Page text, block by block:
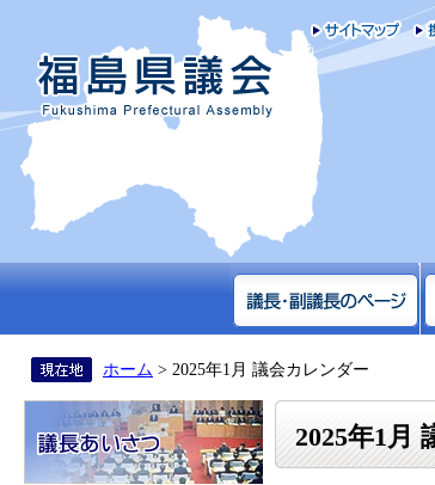
福島県議会
サ
ホーム > 2025年1月 議会カレンダー
2025年1月